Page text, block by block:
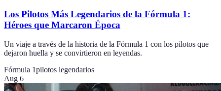
Los Pilotos Más Legendarios de la Fórmula 1:
Héroes que Marcaron Época
Un viaje a través de la historia de la Fórmula 1 con los pilotos que
dejaron huella y se convirtieron en leyendas.
Fórmula 1pilotos legendarios
Aug 6